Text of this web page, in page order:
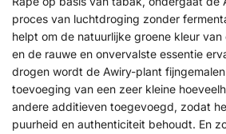
proces van luchtdroging zonder
helpt om de natuurlijke groene kleur
en de rauwe en onvervalste essentie
drogen wordt de Awiry-plant
toevoeging van een zeer kleine
andere additieven toegevoegd, zodat
puurheid en authenticiteit behoudt. En